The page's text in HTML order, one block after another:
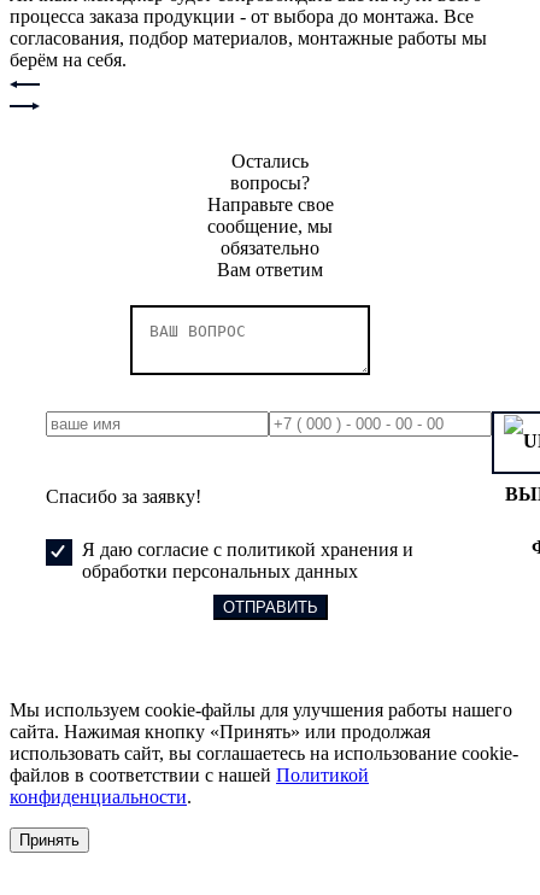
процесса заказа продукции - от выбора до монтажа. Все
согласования, подбор материалов, монтажные работы мы
берём на себя.
Остались
вопросы?
Направьте свое
сообщение, мы
обязательно
Вам ответим
Спасибо за заявку!
Я даю согласие с политикой хранения и
обработки персональных данных
Мы используем cookie-файлы для улучшения работы нашего
сайта. Нажимая кнопку «Принять» или продолжая
использовать сайт, вы соглашаетесь на использование cookie-
файлов в соответствии с нашей Политикой
конфиденциальности.
Принять